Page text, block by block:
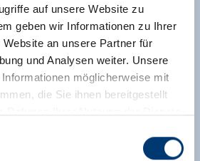
auf unsere Website zu
geben wir Informationen zu Ihrer
an unsere Partner für
und Analysen weiter. Unsere
möglicherweise mit
die Sie ihnen bereitgestellt